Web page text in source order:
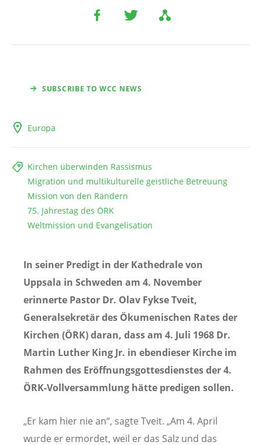
SUBSCRIBE TO WCC NEWS
Europa
Kirchen überwinden Rassismus
Migration und multikulturelle geistliche Betreuung
Mission von den Rändern
75. Jahrestag des ÖRK
Weltmission und Evangelisation
In seiner Predigt in der Kathedrale von
Uppsala in Schweden am 4. November
erinnerte Pastor Dr. Olav Fykse Tveit,
Generalsekretär des Ökumenischen Rates der
Kirchen (ÖRK) daran, dass am 4. Juli 1968 Dr.
Martin Luther King Jr. in ebendieser Kirche im
Rahmen des Eröffnungsgottesdienstes der 4.
ÖRK-Vollversammlung hätte predigen sollen.
„Er kam hier nie an“, sagte Tveit. „Am 4. April
wurde er ermordet, weil er das Salz und das